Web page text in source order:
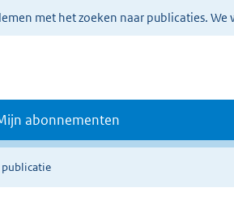
met het zoeken naar publicaties. We
abonnementen